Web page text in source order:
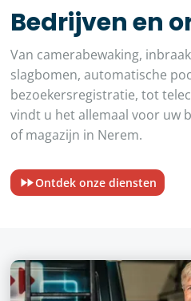
Bedrijven en
Van camerabewaking,
slagbomen, automatische
bezoekersregistratie, tot
vindt u het allemaal voor uw
of magazijn in Nerem.
Ontdek onze diensten